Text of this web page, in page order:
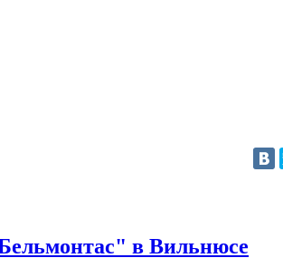
в Вильнюсе